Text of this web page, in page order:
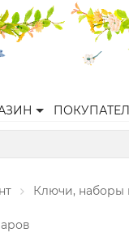
Ключи, наборы